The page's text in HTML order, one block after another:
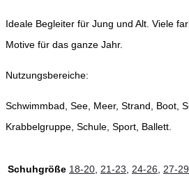
Ideale Begleiter für Jung und Alt. Viele
Motive für das ganze Jahr.
Nutzungsbereiche:
Schwimmbad, See, Meer, Strand, Boot,
Krabbelgruppe, Schule, Sport, Ballett.
Schuhgröße 18-20, 21-23, 24-26, 27-29